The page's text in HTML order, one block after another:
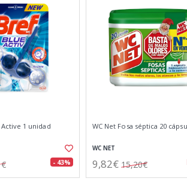
1 unidad
- 43%
WC Net Fosa séptica 20
WC NET
9,82€ 15,20€